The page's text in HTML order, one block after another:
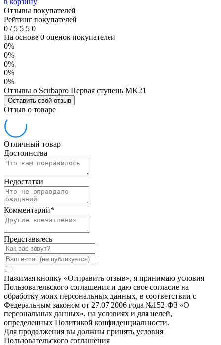
Отзывы покупателей
Рейтинг покупателей
0 /5 5 5 0
На основе 0 оценок покупателей
0%
0%
0%
0%
0%
Отзывы о Scubapro Первая ступень MK21
Оставить свой отзыв
Отзыв о товаре
Отличный товар
Достоинства
Недостатки
Комментарий*
Представьтесь
Нажимая кнопку «Отправить отзыв», я принимаю условия
Пользовательского соглашения и даю своё согласие на
обработку моих персональных данных, в соответствии с
Федеральным законом от 27.07.2006 года №152-ФЗ «О
персональных данных», на условиях и для целей,
определенных Политикой конфиденциальности.
Для продолжения вы должны принять условия
Пользовательского соглашения